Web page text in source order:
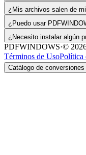
¿Mis archivos salen de
¿Puedo usar
¿Necesito instalar algún
PDFWINDOWS·©
Términos de UsoPolítica
Catálogo de conversiones